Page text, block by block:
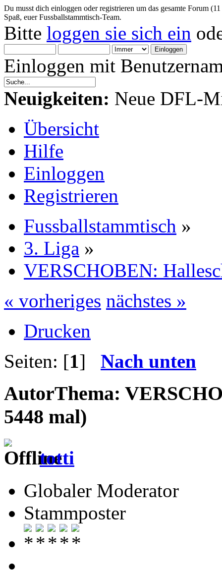
Du musst dich einloggen oder registrieren um das gesamte Forum
Spaß, euer Fussballstammtisch-Team.
Bitte loggen sie sich ein
Einloggen mit
Neuigkeiten: Neue DFL-
Übersicht
Hilfe
Einloggen
Registrieren
Fussballstammtisch »
3. Liga »
VERSCHOBEN:
« vorheriges nächstes »
Drucken
Seiten: [1] Nach unten
AutorThema:
5448 mal)
totti
Globaler Moderator
Stammposter